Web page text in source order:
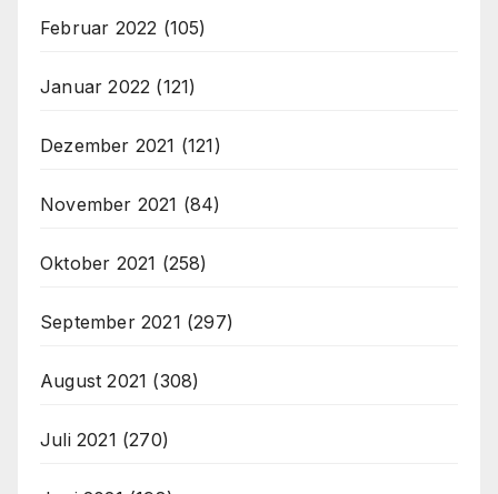
Februar 2022 (105)
Januar 2022 (121)
Dezember 2021 (121)
November 2021 (84)
Oktober 2021 (258)
September 2021 (297)
August 2021 (308)
Juli 2021 (270)